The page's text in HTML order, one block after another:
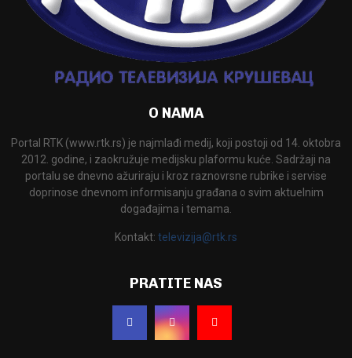
O NAMA
Portal RTK (www.rtk.rs) je najmlađi medij, koji postoji od 14. oktobra
2012. godine, i zaokružuje medijsku plaformu kuće. Sadržaji na
portalu se dnevno ažuriraju i kroz raznovrsne rubrike i servise
doprinose dnevnom informisanju građana o svim aktuelnim
događajima i temama.
Kontakt: televizija@rtk.rs
PRATITE NAS